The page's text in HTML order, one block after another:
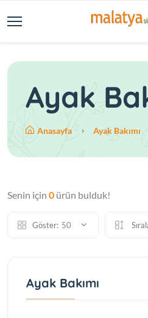
Ayak
Anasayfa Ayak Bakımı
Senin için 0 ürün bulduk!
Göster: 50
Ayak Bakımı